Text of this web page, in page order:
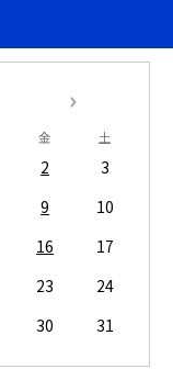
金 土
2
3
9
10
16
17
23
24
30 31